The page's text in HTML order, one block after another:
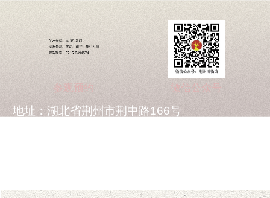
参观预约 微信公众号
地址：湖北省荆州市荆中路166号